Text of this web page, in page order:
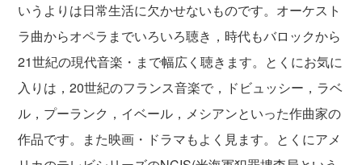
いうよりは日常生活に欠かせないものです。オーケスト
ラ曲からオペラまでいろいろ聴き，時代もバロックから
21世紀の現代音楽・まで幅広く聴きます。とくにお気に
入りは，20世紀のフランス音楽で，ドビュッシー，ラベ
ル，プーランク，イベール，メシアンといった作曲家の
作品です。また映画・ドラマもよく見ます。とくにアメ